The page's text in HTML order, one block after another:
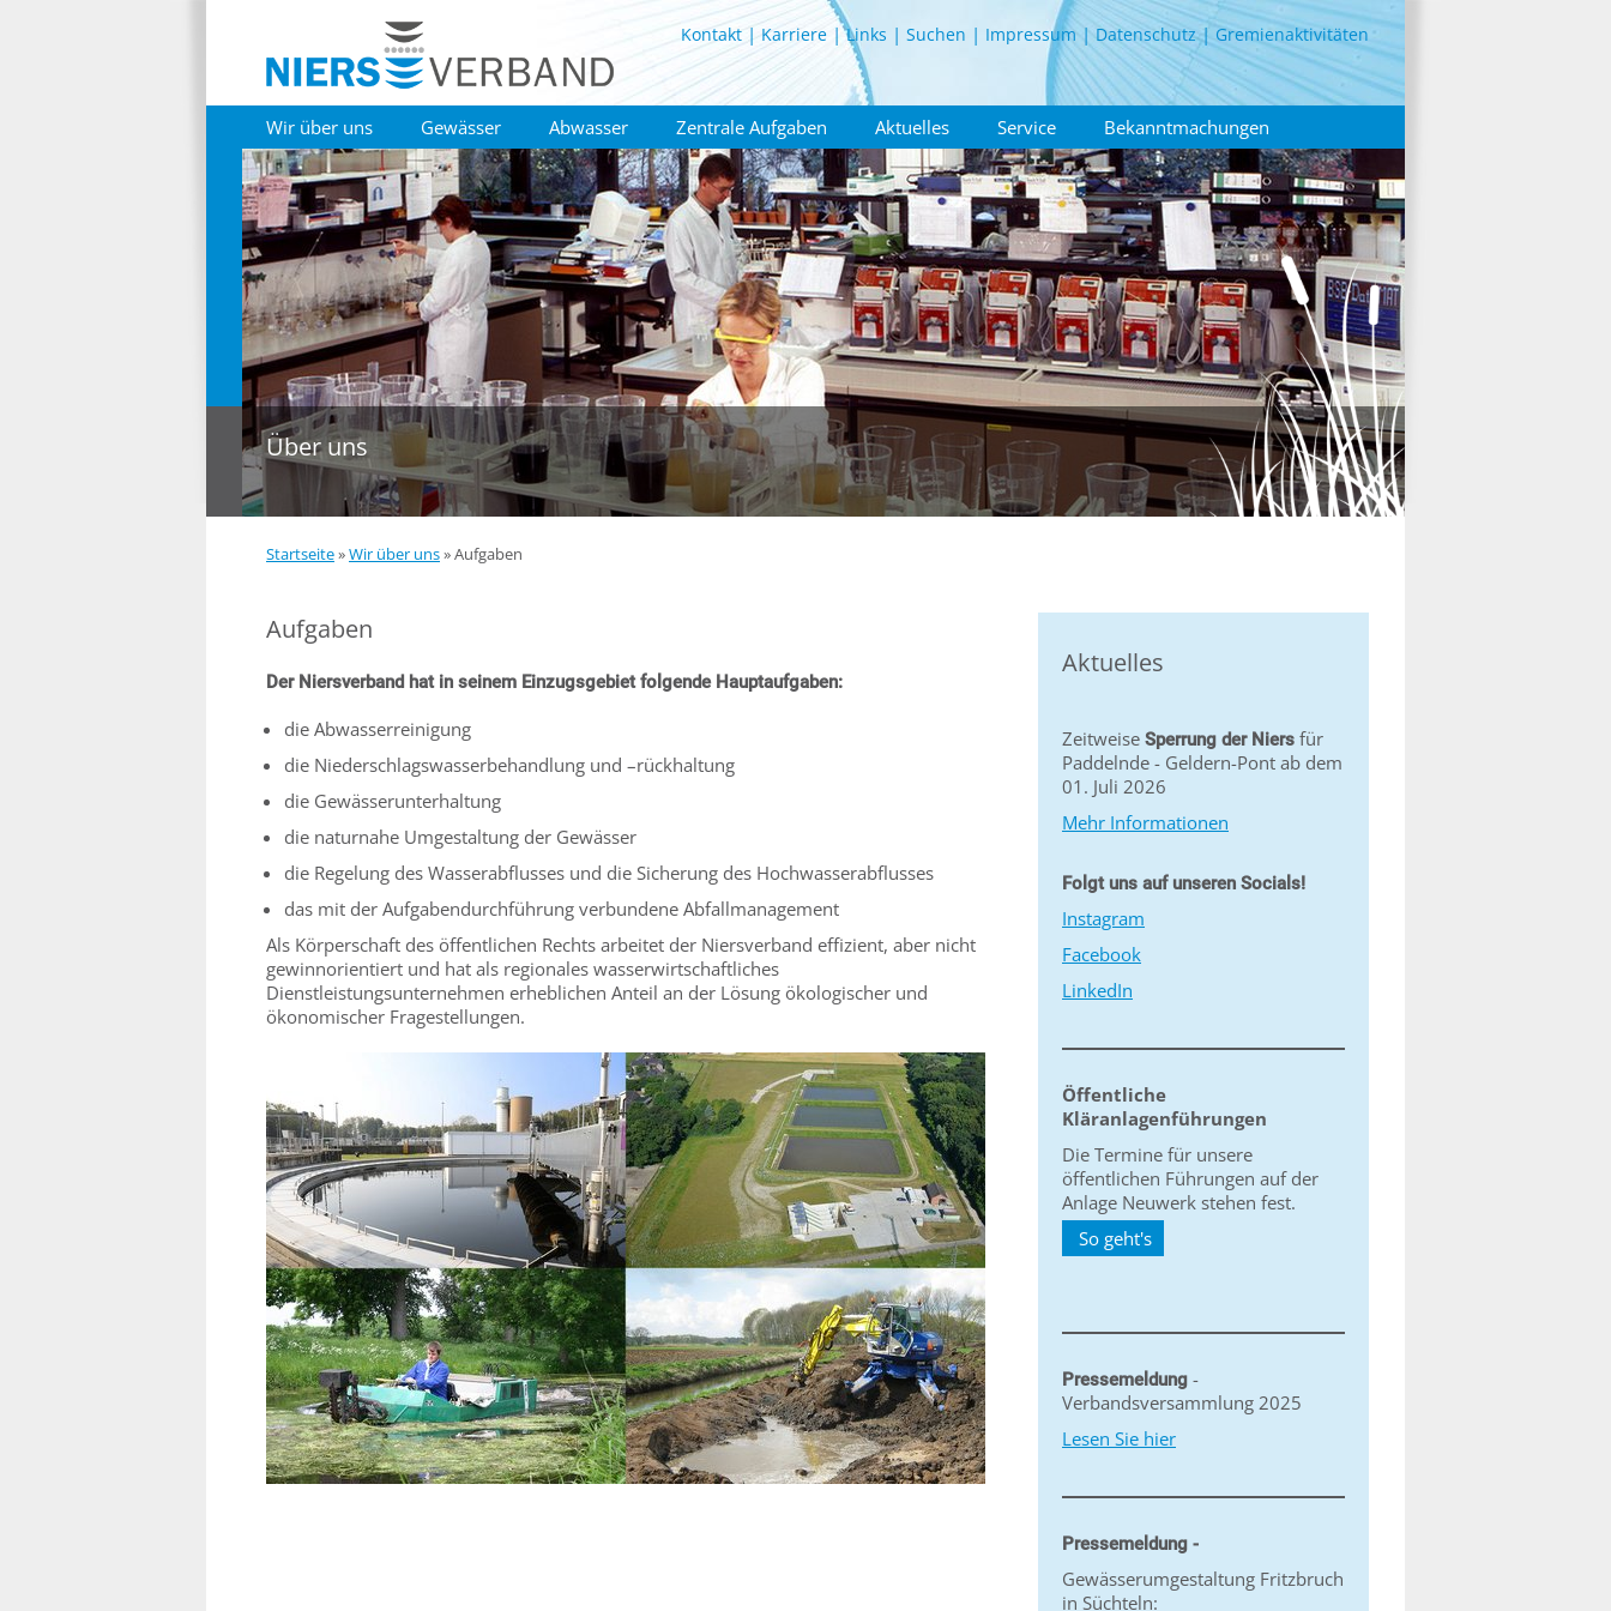
Kontakt Karriere Links Suchen Impressum Datenschutz Gremienaktivitäten
Wir über uns Gewässer Abwasser Zentrale Aufgaben Aktuelles Service Bekanntmachungen
Über uns
Startseite»Wir über uns»Aufgaben
Aufgaben
Der Niersverband hat in seinem Einzugsgebiet folgende Hauptaufgaben:
die Abwasserreinigung
die Niederschlagswasserbehandlung und –rückhaltung
die Gewässerunterhaltung
die naturnahe Umgestaltung der Gewässer
die Regelung des Wasserabflusses und die Sicherung des Hochwasserabflusses
das mit der Aufgabendurchführung verbundene Abfallmanagement
Als Körperschaft des öffentlichen Rechts arbeitet der Niersverband effizient, aber nicht
gewinnorientiert und hat als regionales wasserwirtschaftliches
Dienstleistungsunternehmen erheblichen Anteil an der Lösung ökologischer und
ökonomischer Fragestellungen.
Aktuelles
Zeitweise Sperrung der Niers für
Paddelnde - Geldern-Pont ab dem
01. Juli 2026
Mehr Informationen
Folgt uns auf unseren Socials!
Instagram
Facebook
LinkedIn
Öffentliche
Kläranlagenführungen
Die Termine für unsere
öffentlichen Führungen auf der
Anlage Neuwerk stehen fest.
So geht's
Pressemeldung -
Verbandsversammlung 2025
Lesen Sie hier
Pressemeldung -
Gewässerumgestaltung Fritzbruch
in Süchteln: